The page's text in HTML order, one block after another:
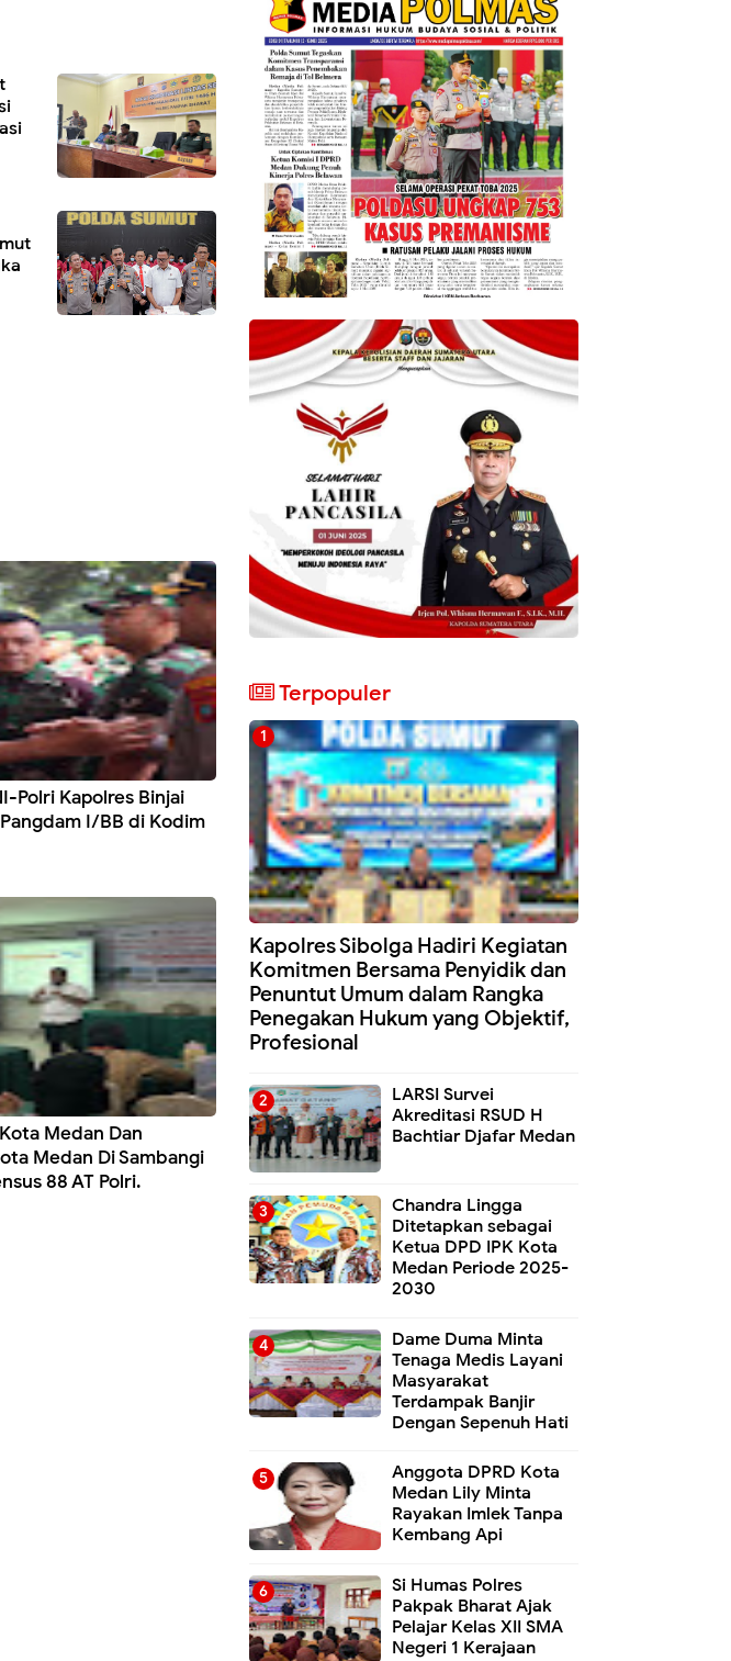
Polri Kapolres Binjai
I/BB di Kodim
Medan Dan
Medan Di Sambangi
88 AT Polri.
Terpopuler
Kapolres Sibolga Hadiri Kegiatan
Komitmen Bersama Penyidik dan
Penuntut Umum dalam Rangka
Penegakan Hukum yang Objektif,
Profesional
LARSI Survei
Akreditasi RSUD H
Bachtiar Djafar Medan
Chandra Lingga
Ditetapkan sebagai
Ketua DPD IPK Kota
Medan Periode 2025-
2030
Dame Duma Minta
Tenaga Medis Layani
Masyarakat
Terdampak Banjir
Dengan Sepenuh Hati
Anggota DPRD Kota
Medan Lily Minta
Rayakan Imlek Tanpa
Kembang Api
Si Humas Polres
Pakpak Bharat Ajak
Pelajar Kelas XII SMA
Negeri 1 Kerajaan